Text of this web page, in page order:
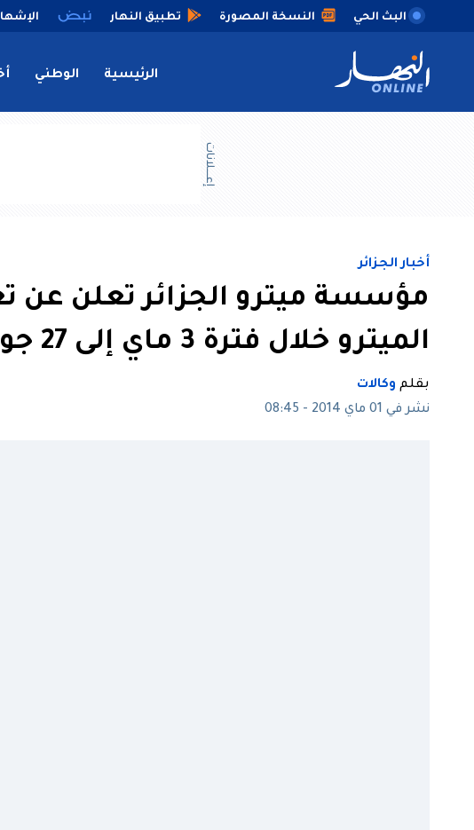
البث الحي النسخة المصورة تطبيق النهار
الرئيسية الوطني
إعــــلانات
أخبار الجزائر
مؤسسة ميترو الجزائر تعلن عن
الميترو خلال فترة 3 ماي إلى 27 جوان بسبب الأشغال
بقلم وكالات
نشر في 01 ماي 2014 - 08:45